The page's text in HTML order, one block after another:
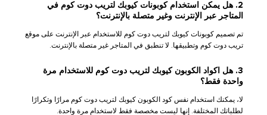
2. هل يمكن استخدام كوبونات كيوبك لتريب دوت كوم في
المتاجر عبر الإنترنت وغير متصلة بالإنترنت؟
تم تصميم كوبونات كيوبك لتريب دوت كوم للاستخدام عبر الإنترنت على موقع
تريب دوت كوم وتطبيقها. لا تنطبق في المتاجر غير متصلة بالإنترنت.
3. هل اكواد الكوبون كيوبك لتريب دوت كوم للاستخدام مرة
واحدة فقط؟
لا، يمكنك استخدام نفس كود الكوبون كيوبك لتريب دوت كوم مرارًا وتكرارًا
لطلباتك المختلفة. إنها ليست مخصصة فقط لاستخدام مرة واحدة.